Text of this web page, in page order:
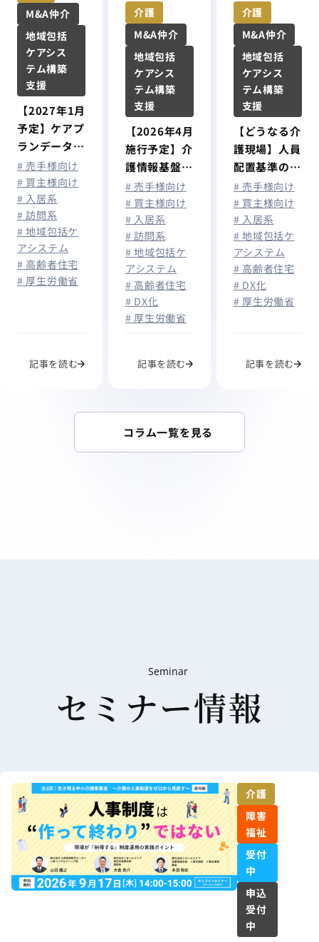
M&A仲介
地域包括
ケアシス
テム構築
支援
【2027年1月
予定】ケアプ
ランデータ連
携システムが
介護情報基盤
に統合へ｜介
護事業所が今
から準備すべ
きこと
# 売手様向け
# 買主様向け
# 入居系
# 訪問系
# 地域包括ケ
アシステム
# 高齢者住宅
# 厚生労働省
記事を読む
介護
M&A仲介
地域包括
ケアシス
テム構築
支援
【2026年4月
施行予定】介
護情報基盤と
は？概要から
最新情報まで
# 売手様向け
# 買主様向け
# 入居系
# 訪問系
# 地域包括ケ
アシステム
# 高齢者住宅
# DX化
# 厚生労働省
記事を読む
介護
M&A仲介
地域包括
ケアシス
テム構築
支援
【どうなる介
護現場】人員
配置基準の緩
和とICT導入
の効果とは？
# 売手様向け
# 買主様向け
# 入居系
# 地域包括ケ
アシステム
# 高齢者住宅
# DX化
# 厚生労働省
記事を読む
コラム一覧を見る
Seminar
セミナー情報
介護
障害
福祉
受付
中
申込
受付
中